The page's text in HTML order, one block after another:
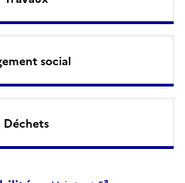
social
Déchets